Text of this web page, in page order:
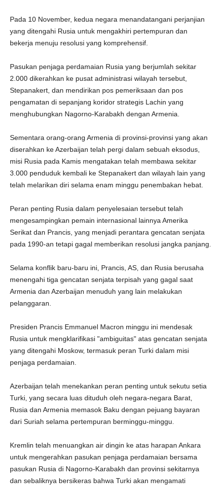
Pada 10 November, kedua negara menandatangani perjanjian
yang ditengahi Rusia untuk mengakhiri pertempuran dan
bekerja menuju resolusi yang komprehensif.
Pasukan penjaga perdamaian Rusia yang berjumlah sekitar
2.000 dikerahkan ke pusat administrasi wilayah tersebut,
Stepanakert, dan mendirikan pos pemeriksaan dan pos
pengamatan di sepanjang koridor strategis Lachin yang
menghubungkan Nagorno-Karabakh dengan Armenia.
Sementara orang-orang Armenia di provinsi-provinsi yang akan
diserahkan ke Azerbaijan telah pergi dalam sebuah eksodus,
misi Rusia pada Kamis mengatakan telah membawa sekitar
3.000 penduduk kembali ke Stepanakert dan wilayah lain yang
telah melarikan diri selama enam minggu penembakan hebat.
Peran penting Rusia dalam penyelesaian tersebut telah
mengesampingkan pemain internasional lainnya Amerika
Serikat dan Prancis, yang menjadi perantara gencatan senjata
pada 1990-an tetapi gagal memberikan resolusi jangka panjang.
Selama konflik baru-baru ini, Prancis, AS, dan Rusia berusaha
menengahi tiga gencatan senjata terpisah yang gagal saat
Armenia dan Azerbaijan menuduh yang lain melakukan
pelanggaran.
Presiden Prancis Emmanuel Macron minggu ini mendesak
Rusia untuk mengklarifikasi "ambiguitas" atas gencatan senjata
yang ditengahi Moskow, termasuk peran Turki dalam misi
penjaga perdamaian.
Azerbaijan telah menekankan peran penting untuk sekutu setia
Turki, yang secara luas dituduh oleh negara-negara Barat,
Rusia dan Armenia memasok Baku dengan pejuang bayaran
dari Suriah selama pertempuran berminggu-minggu.
Kremlin telah menuangkan air dingin ke atas harapan Ankara
untuk mengerahkan pasukan penjaga perdamaian bersama
pasukan Rusia di Nagorno-Karabakh dan provinsi sekitarnya
dan sebaliknya bersikeras bahwa Turki akan mengamati